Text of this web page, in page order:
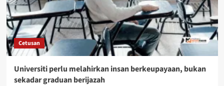
Cetusan
Universiti perlu melahirkan insan berkeupayaan, bukan
sekadar graduan berijazah